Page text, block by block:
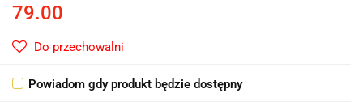
79.00
Do przechowalni
Powiadom gdy produkt będzie dostępny